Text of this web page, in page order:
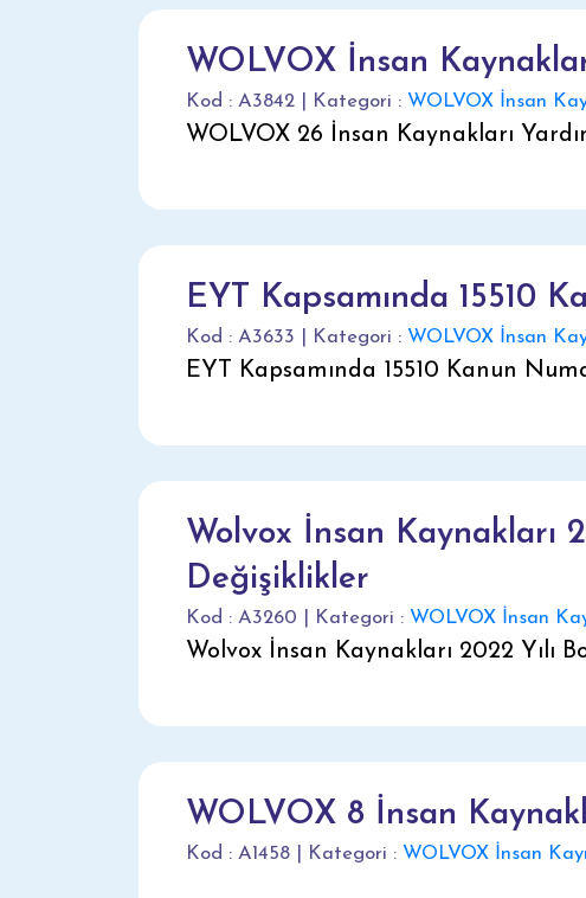
WOLVOX İnsan
Kod : A3842 | Kategori : WOLVOX İnsan
WOLVOX 26 İnsan Kaynakları
EYT Kapsamında 15510
Kod : A3633 | Kategori : WOLVOX İnsan
EYT Kapsamında 15510 Kanun
Wolvox İnsan Kaynakları
Değişiklikler
Kod : A3260 | Kategori : WOLVOX İnsan
Wolvox İnsan Kaynakları 2022 Yılı
WOLVOX 8 İnsan
Kod : A1458 | Kategori : WOLVOX İnsan